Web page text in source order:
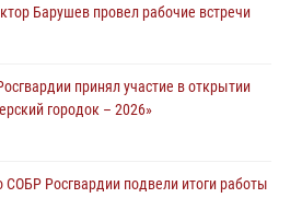
задержали мужчину
областное телевидение.
года. Новгородские призывники
Барушев провел рабочие встречи
принял участие в открытии
городок – 2026»
СОБР Росгвардии подвели итоги работы